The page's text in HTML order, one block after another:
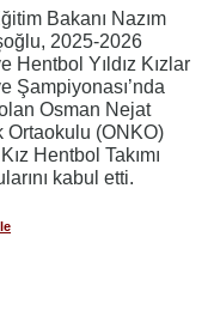
Bakanı Nazım
2025-2026
Hentbol Yıldız Kızlar
Şampiyonası’nda
Osman Nejat
Ortaokulu (ONKO)
Kız Hentbol Takımı
kabul etti.